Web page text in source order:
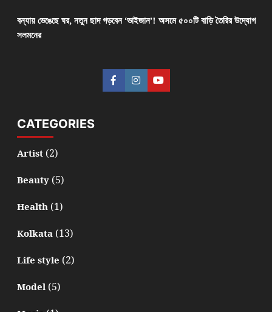
বন্যায় ভেঙেছে ঘর, নতুন ছাদ গড়বেন ‘ভাইজান’! অসমে ৫০০টি বাড়ি তৈরির উদ্যোগ
সলমনের
CATEGORIES
Artist(2)
Beauty(5)
Health(1)
Kolkata(13)
Life style (2)
Model(5)